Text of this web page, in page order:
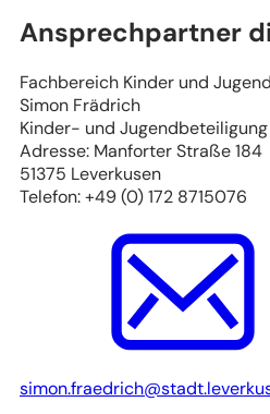
Ansprechpartner
Fachbereich Kinder und Jugend
Simon Frädrich
Kinder- und Jugendbeteiligung
Adresse: Manforter Straße 184
51375 Leverkusen
Telefon: +49 (0) 172 8715076
simon.fraedrich